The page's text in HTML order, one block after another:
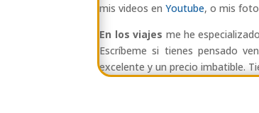
mis videos enYoutube, o mis
En los viajes me he
Escríbeme si tienes pensado
excelente y un precio imbatible.